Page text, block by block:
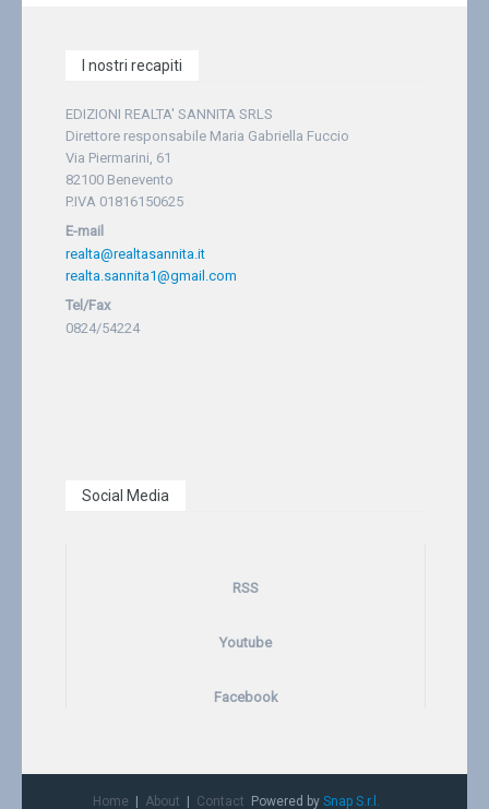
I nostri recapiti
EDIZIONI REALTA' SANNITA SRLS
Direttore responsabile Maria Gabriella Fuccio
Via Piermarini, 61
82100 Benevento
P.IVA 01816150625
E-mail
realta@realtasannita.it
realta.sannita1@gmail.com
Tel/Fax
0824/54224
Social Media
RSS
Youtube
Facebook
Home About Contact Powered by Snap S.r.l.